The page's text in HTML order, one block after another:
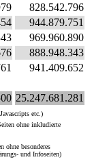
828.542.796
944.879.751
969.960.890
888.948.343
941.409.652
25.247.681.281
etc.)
ohne inkludierte
ohne besonderes
und Infoseiten)